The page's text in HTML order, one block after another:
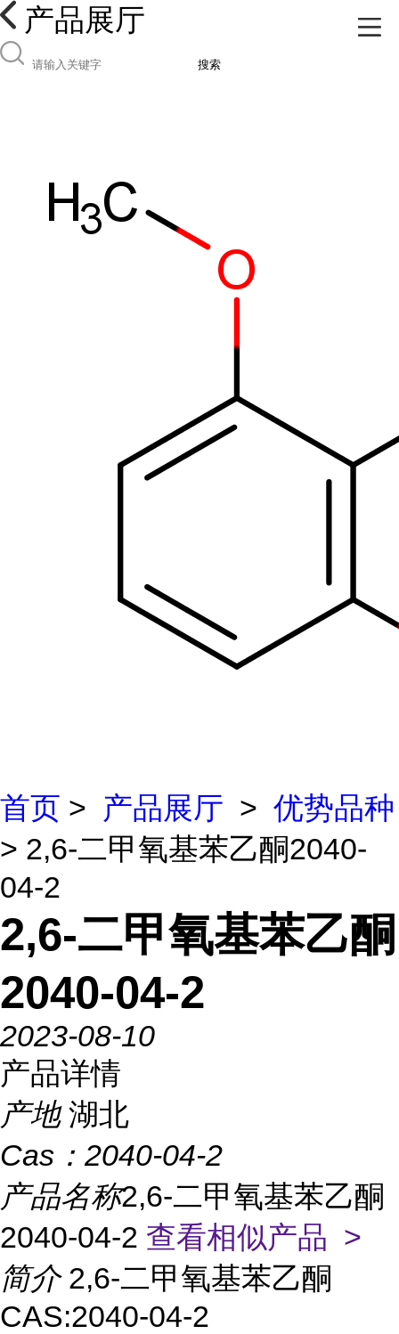
产品展厅
搜索
首页 > 产品展厅 > 优势品种
> 2,6-二甲氧基苯乙酮2040-
04-2
2,6-二甲氧基苯乙酮
2040-04-2
2023-08-10
产品详情
产地 湖北
Cas： 2040-04-2
产品名称2,6-二甲氧基苯乙酮
2040-04-2 查看相似产品 >
简介 2,6-二甲氧基苯乙酮
CAS:2040-04-2